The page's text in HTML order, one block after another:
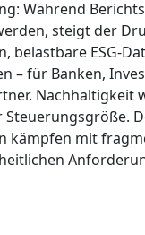
Während
steigt der
belastbare ESG-
– für Banken,
Nachhaltigkeit
kämpfen mit